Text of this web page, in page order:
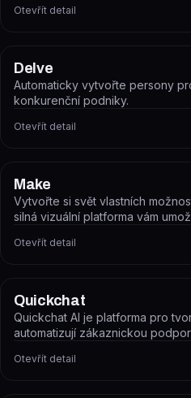
Otevřít detail
Delve
Automaticky vytvořte persony
konkurenční podniky.
Otevřít detail
Make
Vytvořte si svět vlastních
silná vizuální platforma vám
Otevřít detail
Quickchat
Quickchat AI je platforma pro
automatizují zákaznickou
Otevřít detail